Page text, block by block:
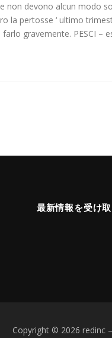
non devono alcun modo
la pertosse ‘ ultimo
gravemente. PESCI –
最新情報を受け
Copyright © 2026 redinc –